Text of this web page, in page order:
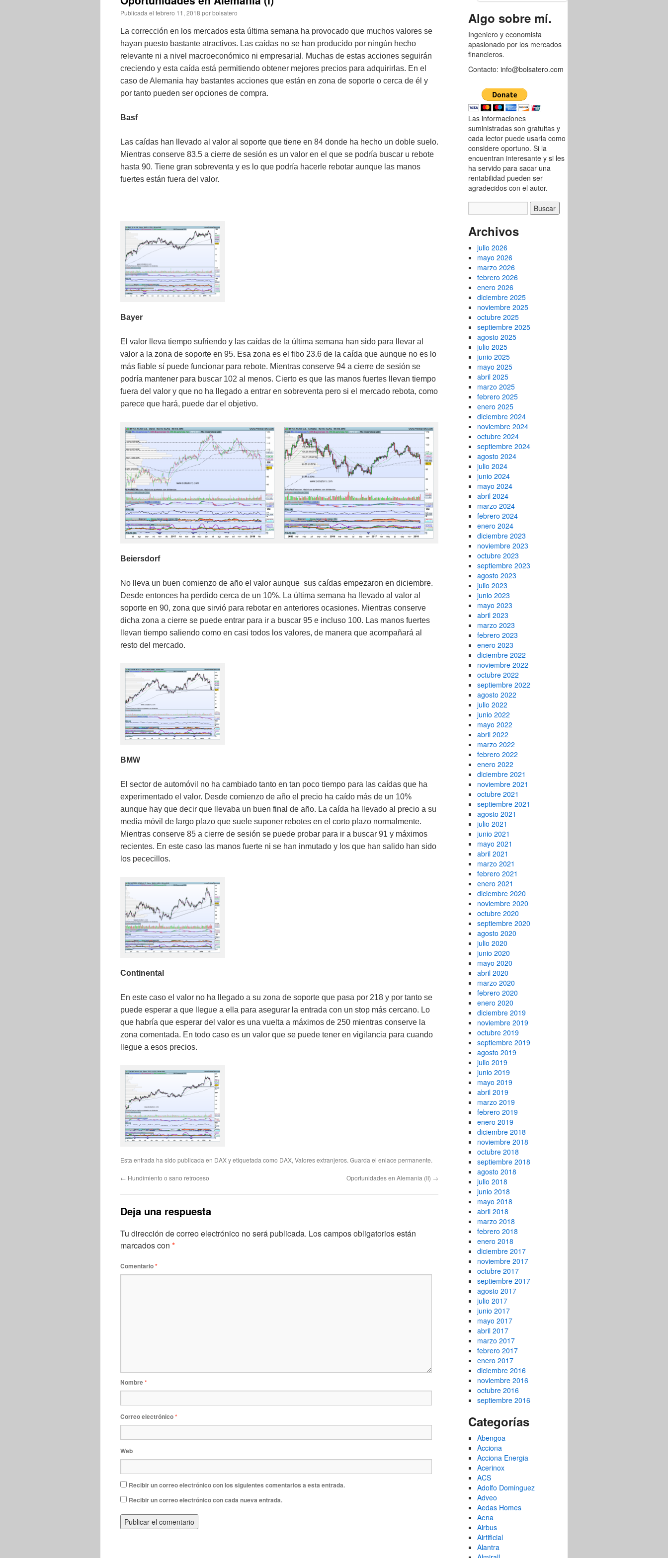
Publicada el febrero 11, 2018 porbolsatero
La corrección en los mercados esta última semana ha provocado que muchos valores se
hayan puesto bastante atractivos. Las caídas no se han producido por ningún hecho
relevante ni a nivel macroeconómico ni empresarial. Muchas de estas acciones seguirán
creciendo y esta caída está permitiendo obtener mejores precios para adquirirlas. En el
caso de Alemania hay bastantes acciones que están en zona de soporte o cerca de él y
por tanto pueden ser opciones de compra.
Basf
Las caídas han llevado al valor al soporte que tiene en 84 donde ha hecho un doble suelo.
Mientras conserve 83.5 a cierre de sesión es un valor en el que se podría buscar u rebote
hasta 90. Tiene gran sobreventa y es lo que podría hacerle rebotar aunque las manos
fuertes están fuera del valor.
Bayer
El valor lleva tiempo sufriendo y las caídas de la última semana han sido para llevar al
valor a la zona de soporte en 95. Esa zona es el fibo 23.6 de la caída que aunque no es lo
más fiable sí puede funcionar para rebote. Mientras conserve 94 a cierre de sesión se
podría mantener para buscar 102 al menos. Cierto es que las manos fuertes llevan tiempo
fuera del valor y que no ha llegado a entrar en sobreventa pero si el mercado rebota, como
parece que hará, puede dar el objetivo.
Beiersdorf
No lleva un buen comienzo de año el valor aunque sus caídas empezaron en diciembre.
Desde entonces ha perdido cerca de un 10%. La última semana ha llevado al valor al
soporte en 90, zona que sirvió para rebotar en anteriores ocasiones. Mientras conserve
dicha zona a cierre se puede entrar para ir a buscar 95 e incluso 100. Las manos fuertes
llevan tiempo saliendo como en casi todos los valores, de manera que acompañará al
resto del mercado.
BMW
El sector de automóvil no ha cambiado tanto en tan poco tiempo para las caídas que ha
experimentado el valor. Desde comienzo de año el precio ha caído más de un 10%
aunque hay que decir que llevaba un buen final de año. La caída ha llevado al precio a su
media móvil de largo plazo que suele suponer rebotes en el corto plazo normalmente.
Mientras conserve 85 a cierre de sesión se puede probar para ir a buscar 91 y máximos
recientes. En este caso las manos fuerte ni se han inmutado y los que han salido han sido
los pececillos.
Continental
En este caso el valor no ha llegado a su zona de soporte que pasa por 218 y por tanto se
puede esperar a que llegue a ella para asegurar la entrada con un stop más cercano. Lo
que habría que esperar del valor es una vuelta a máximos de 250 mientras conserve la
zona comentada. En todo caso es un valor que se puede tener en vigilancia para cuando
llegue a esos precios.
Esta entrada ha sido publicada en DAXy etiquetada como DAX, Valores extranjeros. Guarda el enlace permanente.
← Hundimiento o sano retroceso Oportunidades en Alemania (II) →
Deja una respuesta
Tu dirección de correo electrónico no será publicada. Los campos obligatorios están
marcados con *
Comentario*
Nombre*
Correo electrónico*
Web
Recibir un correo electrónico con los siguientes comentarios a esta entrada.
Recibir un correo electrónico con cada nueva entrada.
Algo sobre mí.
Ingeniero y economista
apasionado por los mercados
financieros.
Contacto: info@bolsatero.com
Las informaciones
suministradas son gratuitas y
cada lector puede usarla como
considere oportuno. Si la
encuentran interesante y si les
ha servido para sacar una
rentabilidad pueden ser
agradecidos con el autor.
Archivos
julio 2026
mayo 2026
marzo 2026
febrero 2026
enero 2026
diciembre 2025
noviembre 2025
octubre 2025
septiembre 2025
agosto 2025
julio 2025
junio 2025
mayo 2025
abril 2025
marzo 2025
febrero 2025
enero 2025
diciembre 2024
noviembre 2024
octubre 2024
septiembre 2024
agosto 2024
julio 2024
junio 2024
mayo 2024
abril 2024
marzo 2024
febrero 2024
enero 2024
diciembre 2023
noviembre 2023
octubre 2023
septiembre 2023
agosto 2023
julio 2023
junio 2023
mayo 2023
abril 2023
marzo 2023
febrero 2023
enero 2023
diciembre 2022
noviembre 2022
octubre 2022
septiembre 2022
agosto 2022
julio 2022
junio 2022
mayo 2022
abril 2022
marzo 2022
febrero 2022
enero 2022
diciembre 2021
noviembre 2021
octubre 2021
septiembre 2021
agosto 2021
julio 2021
junio 2021
mayo 2021
abril 2021
marzo 2021
febrero 2021
enero 2021
diciembre 2020
noviembre 2020
octubre 2020
septiembre 2020
agosto 2020
julio 2020
junio 2020
mayo 2020
abril 2020
marzo 2020
febrero 2020
enero 2020
diciembre 2019
noviembre 2019
octubre 2019
septiembre 2019
agosto 2019
julio 2019
junio 2019
mayo 2019
abril 2019
marzo 2019
febrero 2019
enero 2019
diciembre 2018
noviembre 2018
octubre 2018
septiembre 2018
agosto 2018
julio 2018
junio 2018
mayo 2018
abril 2018
marzo 2018
febrero 2018
enero 2018
diciembre 2017
noviembre 2017
octubre 2017
septiembre 2017
agosto 2017
julio 2017
junio 2017
mayo 2017
abril 2017
marzo 2017
febrero 2017
enero 2017
diciembre 2016
noviembre 2016
octubre 2016
septiembre 2016
Categorías
Abengoa
Acciona
Acciona Energia
Acerinox
ACS
Adolfo Dominguez
Adveo
Aedas Homes
Aena
Airbus
Airtificial
Alantra